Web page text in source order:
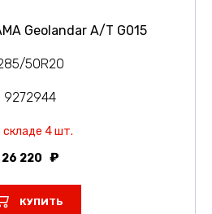
Geolandar A/T G015
50R20
9272944
складе 4 шт.
26 220
КУПИТЬ